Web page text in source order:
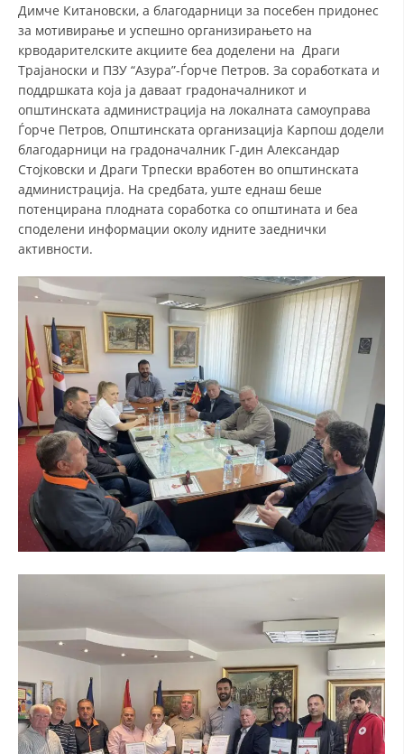
Димче Китановски, а благодарници за посебен придонес
за мотивирање и успешно организирањето на
крводарителските акциите беа доделени на Драги
Трајаноски и ПЗУ “Азура”-Ѓорче Петров. За соработката и
поддршката која ја даваaт градоначалникот и
општинската администрација на локалната самоуправа
Ѓорче Петров, Општинската организација Карпош додели
благодарници на градоначалник Г-дин Александар
Стојковски и Драги Трпески вработен во општинската
администрација. На средбата, уште еднаш беше
потенцирана плодната соработка со општината и беа
споделени информации околу идните заеднички
активности.